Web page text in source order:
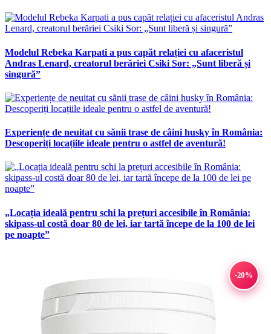
Modelul Rebeka Karpati a pus capăt relației cu afaceristul
Andras Lenard, creatorul berăriei Csiki Sor: „Sunt liberă și
singură”
Experiențe de neuitat cu sănii trase de câini husky în România:
Descoperiți locațiile ideale pentru o astfel de aventură!
„Locația ideală pentru schi la prețuri accesibile în România:
skipass-ul costă doar 80 de lei, iar tartă începe de la 100 de lei
pe noapte”
-20%